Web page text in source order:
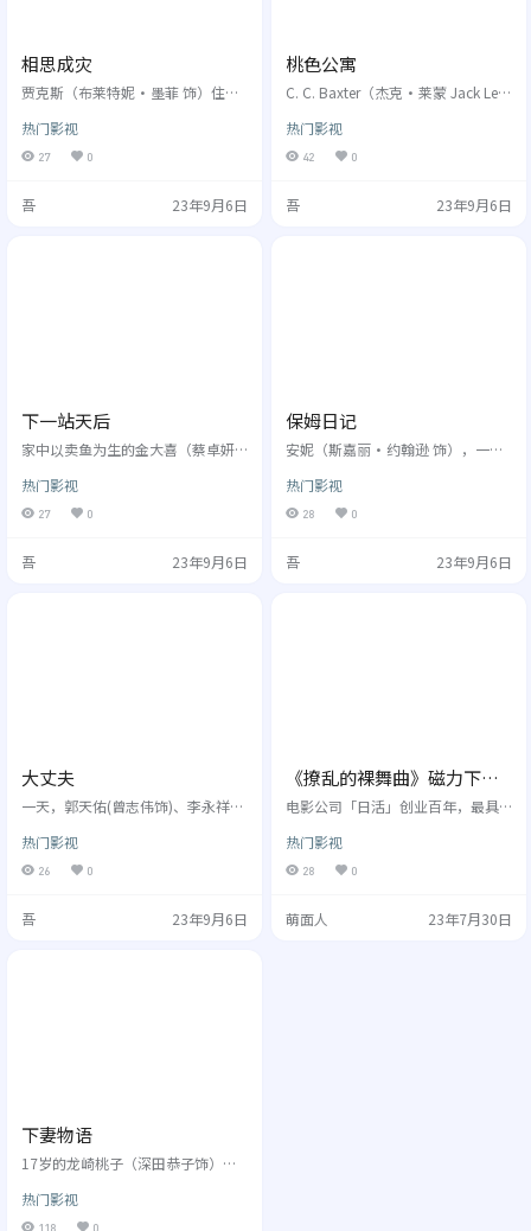
相思成灾
贾克斯（布莱特妮•墨菲 饰）住在
的小助理，周围聚集着一堆时尚
界、艺术界的朋友。她和最亲密的
同性恋友人彼得(马修•瑞斯 饰)住
持着肉体关系，她生活中最大的乐
热门影视
27 0
吾 23年9月6日
桃色公寓
C. C. Baxter（杰克·莱蒙 Jack Lem
员，他的单身公寓经常被公司的高
层们用去当作幽会的场所，Baxter也
因此获得不少升迁的机会。Baxter暗
（雪莉·麦克雷恩 Shirley MacLaine
热门影视
42 0
吾 23年9月6日
下一站天后
家中以卖鱼为生的金大喜（蔡卓妍
梦。一个机会让她进入了Harry(陈小
春饰)的唱片公司担任歌手Shadow
的助手。加入了他们之后才发现，H
Shadow的兴趣更不是在唱歌方面。
热门影视
27 0
吾 23年9月6日
保姆日记
安妮（斯嘉丽•约翰逊 饰），一名
业生，带着母亲的殷切希望准备成
为一名成功的职业女性。但是，就
在安妮对自己的前途与未来感到迷
本的生活轨迹，她在纽约上东区第
热门影视
28 0
吾 23年9月6日
大丈夫
一天，郭天佑(曾志伟饰)、李永祥
波(贾宗超饰) 四人突然不约而同离开
工作岗位，换上他们绝少穿着的黑
色西装，搭上毫不起眼的普通的
时的“偷食”行动。原来他们的老
热门影视
26 0
吾 23年9月6日
《撩乱的裸舞曲》磁力下载/
网盘下载/在线网盘
电影公司「日活」创业百年，最具
年代风靡一时的「粉红映画」（日
文叫Roman Porno，海外称之为Pi
nk Movie），亦即是浪漫化的成人
四十五周年，「日活」特别筹划了
热门影视
28 0
萌面人 23年7月30日
下妻物语
17岁的龙崎桃子（深田恭子饰）住
的打扮，并向往中世纪的法国。和
桃子同校的高二女生白百合草莓
热门影视
118 0